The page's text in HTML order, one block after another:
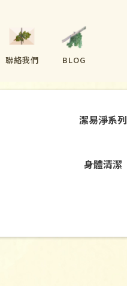
聯絡我們 BLOG
潔易淨系列
身體清潔